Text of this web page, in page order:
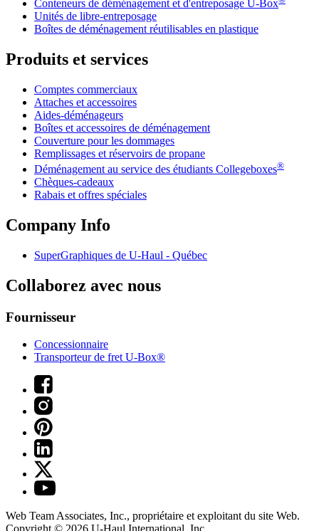
Conteneurs de déménagement et d'entreposage U-Box
Unités de libre-entreposage
Boîtes de déménagement réutilisables en plastique
Produits et services
Comptes commerciaux
Attaches et accessoires
Aides-déménageurs
Boîtes et accessoires de déménagement
Couverture pour les dommages
Remplissages et réservoirs de propane
Déménagement au service des étudiants Collegeboxes®
Chèques-cadeaux
Rabais et offres spéciales
Company Info
SuperGraphiques de U-Haul - Québec
Collaborez avec nous
Fournisseur
Concessionnaire
Transporteur de fret U-Box®
Web Team Associates, Inc., propriétaire et exploitant du site Web.